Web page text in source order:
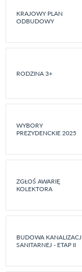
KRAJOWY PLAN
ODBUDOWY
RODZINA 3+
WYBORY
PREZYDENCKIE 2025
ZGŁOŚ AWARIĘ
KOLEKTORA
BUDOWA
SANITARNEJ - ETAP II